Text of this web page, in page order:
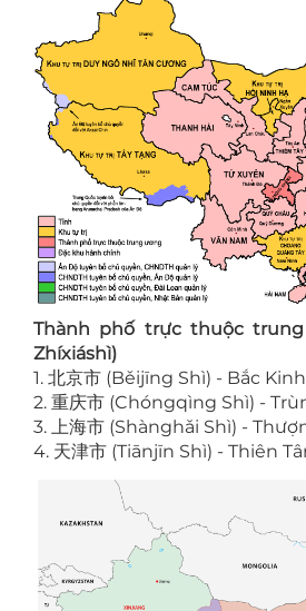
Thành phố trực thuộc
Zhíxiáshì)
1. 北京市 (Běijīng Shì) - Bắc Kinh
2. 重庆市 (Chóngqìng Shì) -
3. 上海市 (Shànghǎi Shì) -
4. 天津市 (Tiānjīn Shì) - Thiên